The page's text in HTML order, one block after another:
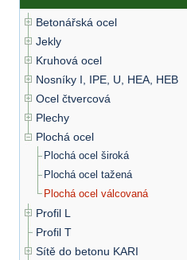
Betonářská ocel
Jekly
Kruhová ocel
Nosníky I, IPE, U, HEA, HEB
Ocel čtvercová
Plechy
Plochá ocel
Plochá ocel široká
Plochá ocel tažená
Plochá ocel válcovaná
Profil L
Profil T
Sítě do betonu KARI